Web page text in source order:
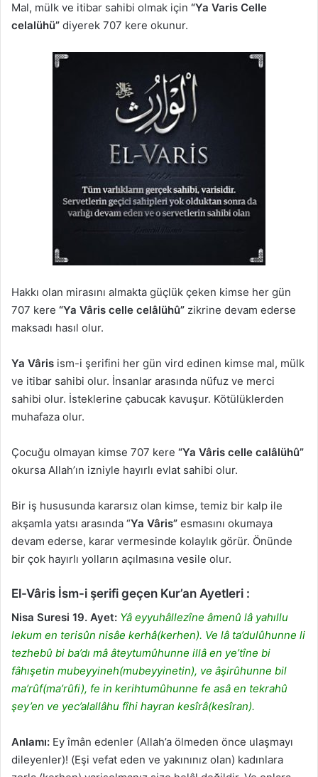
Mal, mülk ve itibar sahibi olmak için “Ya Varis Celle
celalühü” diyerek 707 kere okunur.
Hakkı olan mirasını almakta güçlük çeken kimse her gün
707 kere “Ya Vâris celle celâlühû” zikrine devam ederse
maksadı hasıl olur.
Ya Vâris ism-i şerifini her gün vird edinen kimse mal, mülk
ve itibar sahibi olur. İnsanlar arasında nüfuz ve merci
sahibi olur. İsteklerine çabucak kavuşur. Kötülüklerden
muhafaza olur.
Çocuğu olmayan kimse 707 kere “Ya Vâris celle calâlühû”
okursa Allah’ın izniyle hayırlı evlat sahibi olur.
Bir iş hususunda kararsız olan kimse, temiz bir kalp ile
akşamla yatsı arasında “Ya Vâris” esmasını okumaya
devam ederse, karar vermesinde kolaylık görür. Önünde
bir çok hayırlı yolların açılmasına vesile olur.
El-Vâris İsm-i şerifi geçen Kur’an Ayetleri :
Nisa Suresi 19. Ayet: Yâ eyyuhâllezîne âmenû lâ yahıllu
lekum en terisûn nisâe kerhâ(kerhen). Ve lâ ta’dulûhunne li
tezhebû bi ba’dı mâ âteytumûhunne illâ en ye’tîne bi
fâhışetin mubeyyineh(mubeyyinetin), ve âşirûhunne bil
ma’rûf(ma’rûfi), fe in kerihtumûhunne fe asâ en tekrahû
şey’en ve yec’alallâhu fîhi hayran kesîrâ(kesîran).
Anlamı: Ey îmân edenler (Allah’a ölmeden önce ulaşmayı
dileyenler)! (Eşi vefat eden ve yakınınız olan) kadınlara